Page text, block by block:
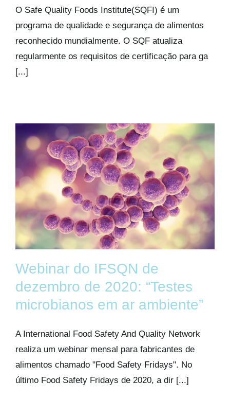
Kits AirCheck
Account
O Safe Quality Foods Institute(SQFI) é um
programa de qualidade e segurança de alimentos
reconhecido mundialmente. O SQF atualiza
regularmente os requisitos de certificação para ga
[...]
Webinar do IFSQN de
dezembro de 2020: “Testes
microbianos em ar ambiente”
A International Food Safety And Quality Network
realiza um webinar mensal para fabricantes de
alimentos chamado "Food Safety Fridays". No
último Food Safety Fridays de 2020, a dir [...]